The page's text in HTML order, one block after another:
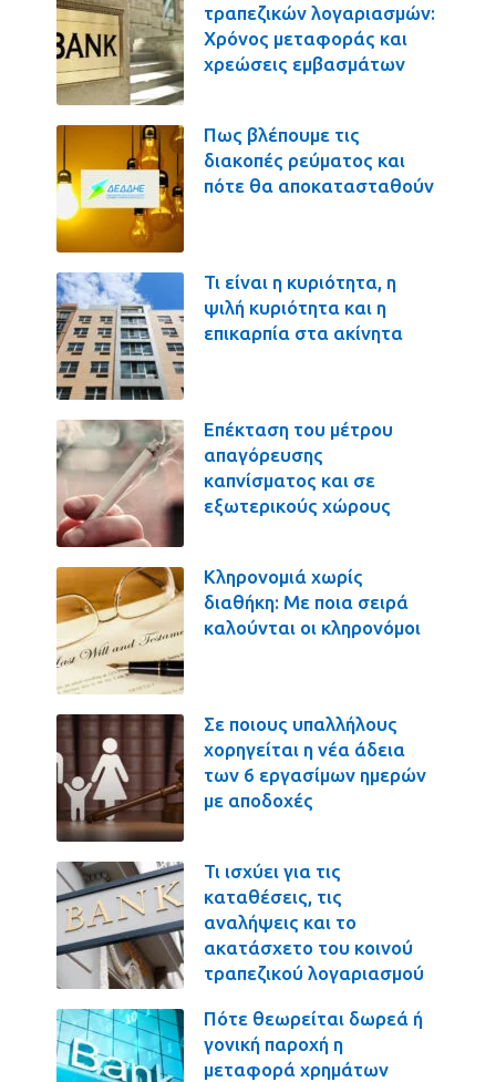
τραπεζικών λογαριασμών:
Χρόνος μεταφοράς και
χρεώσεις εμβασμάτων
Πως βλέπουμε τις
διακοπές ρεύματος και
πότε θα αποκατασταθούν
Τι είναι η κυριότητα, η
ψιλή κυριότητα και η
επικαρπία στα ακίνητα
Επέκταση του μέτρου
απαγόρευσης
καπνίσματος και σε
εξωτερικούς χώρους
Κληρονομιά χωρίς
διαθήκη: Με ποια σειρά
καλούνται οι κληρονόμοι
Σε ποιους υπαλλήλους
χορηγείται η νέα άδεια
των 6 εργασίμων ημερών
με αποδοχές
Τι ισχύει για τις
καταθέσεις, τις
αναλήψεις και το
ακατάσχετο του κοινού
τραπεζικού λογαριασμού
Πότε θεωρείται δωρεά ή
γονική παροχή η
μεταφορά χρημάτων